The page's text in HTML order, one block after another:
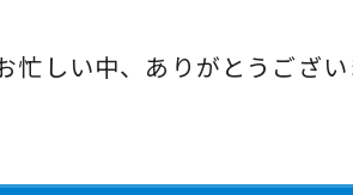
忙しい中、ありがとうござ